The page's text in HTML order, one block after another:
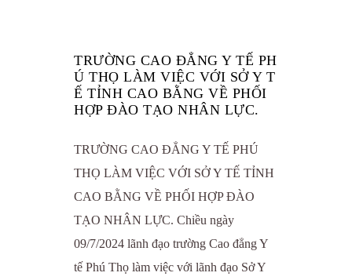
TRƯỜNG CAO ĐẲNG Y TẾ PH
Ú THỌ LÀM VIỆC VỚI SỞ Y T
Ế TỈNH CAO BẰNG VỀ PHỐI
HỢP ĐÀO TẠO NHÂN LỰC.
TRƯỜNG CAO ĐẲNG Y TẾ PHÚ
THỌ LÀM VIỆC VỚI SỞ Y TẾ TỈNH
CAO BẰNG VỀ PHỐI HỢP ĐÀO
TẠO NHÂN LỰC. Chiều ngày
09/7/2024 lãnh đạo trường Cao đẳng Y
tế Phú Thọ làm việc với lãnh đạo Sở Y